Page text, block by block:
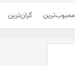
محبوب‌ترین گران‌ترین